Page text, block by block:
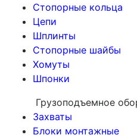
Стопорные кольца
Цепи
Шплинты
Стопорные шайбы
Хомуты
Шпонки
Грузоподъемное
Захваты
Блоки монтажные